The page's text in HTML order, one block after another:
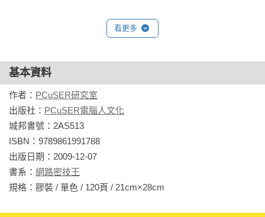
看更多
基本資料
作者： PCuSER研究室
出版社： PCuSER電腦人文化
城邦書號：2AS513
ISBN：9789861991788
出版日期：2009-12-07
書系： 網路密技王
規格：膠裝 / 單色 / 120頁 / 21cm×28cm